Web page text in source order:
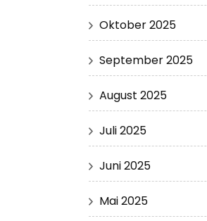
Oktober 2025
September 2025
August 2025
Juli 2025
Juni 2025
Mai 2025